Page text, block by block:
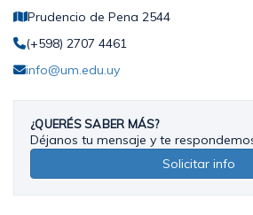
Prudencio de Pena 2544
(+598) 2707 4461
info@um.edu.uy
¿QUERÉS SABER MÁS?
Déjanos tu mensaje y te
Solicitar info